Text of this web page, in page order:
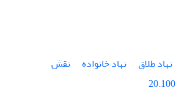
نهاد طلاق نهاد خانواده
نقش